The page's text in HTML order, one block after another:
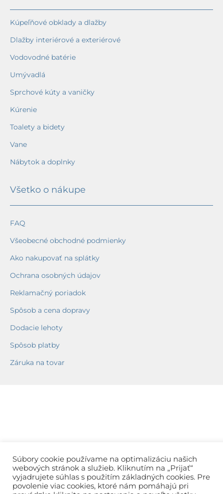
Kúpeľňové obklady a dlažby
Dlažby interiérové a exteriérové
Vodovodné batérie
Umývadlá
Sprchové kúty a vaničky
Kúrenie
Toalety a bidety
Vane
Nábytok a doplnky
Všetko o nákupe
FAQ
Všeobecné obchodné podmienky
Ako nakupovať na splátky
Ochrana osobných údajov
Reklamačný poriadok
Spôsob a cena dopravy
Dodacie lehoty
Spôsob platby
Záruka na tovar
Súbory cookie používame na optimalizáciu našich
webových stránok a služieb. Kliknutím na „Prijať“
vyjadrujete súhlas s použitím základných cookies. Pre
povolenie viac cookies, ktoré nám pomáhajú pri